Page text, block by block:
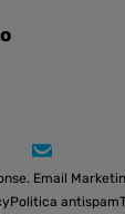
Email
Politica antispam